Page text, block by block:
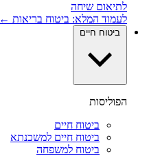
לתיאום שיחה
לעמוד המלא: ביטוח בריאות ←
ביטוח חיים
הפוליסות
ביטוח חיים
ביטוח חיים למשכנתא
ביטוח למשפחה